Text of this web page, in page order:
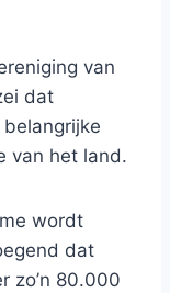
van
dat
van het land.
wordt
dat
zo’n 80.000